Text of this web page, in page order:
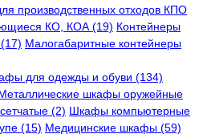
производственных отходов КПО
КО, КОА (19) Контейнеры
Малогабаритные контейнеры
для одежды и обуви (134)
шкафы оружейные
(2) Шкафы компьютерные
(15) Медицинские шкафы (59)